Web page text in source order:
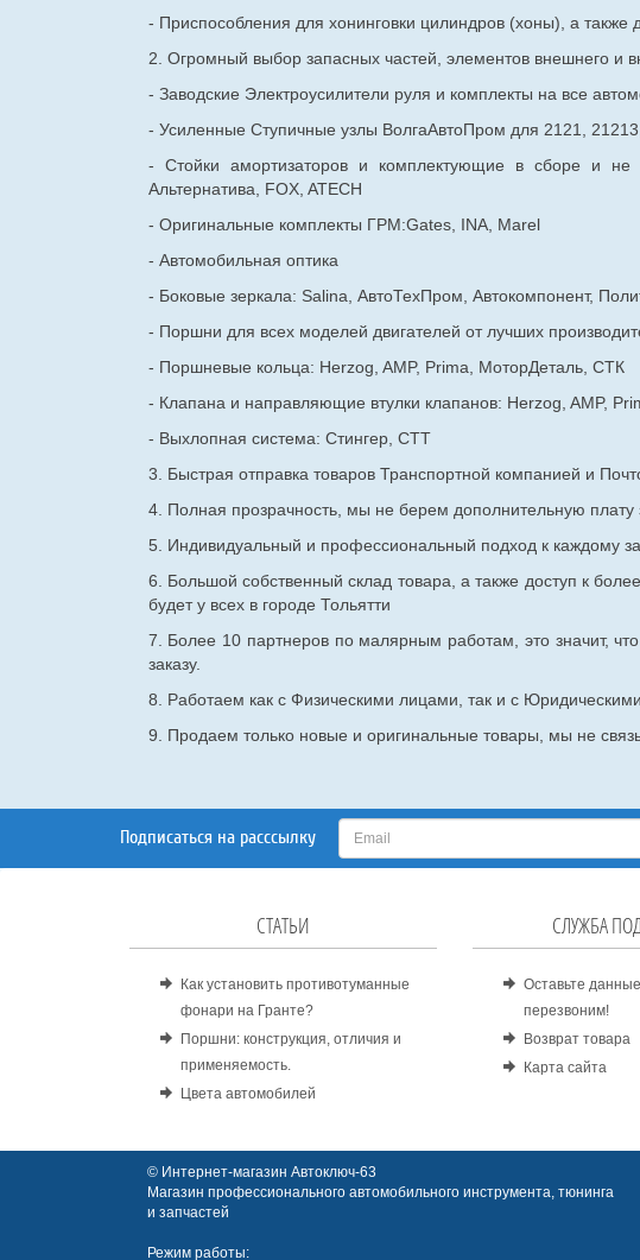
- Приспособления для хонинговки цилиндров (хоны), а также
2. Огромный выбор запасных частей, элементов внешнего и
- Заводские Электроусилители руля и комплекты на все
- Усиленные Ступичные узлы ВолгаАвтоПром для 2121,
- Стойки амортизаторов и комплектующие в сборе и не
Альтернатива, FOX, ATECH
- Оригинальные комплекты ГРМ:Gates, INA, Marel
- Автомобильная оптика
- Боковые зеркала: Salina, АвтоТехПром, Автокомпонент,
- Поршни для всех моделей двигателей от лучших
- Поршневые кольца: Herzog, AMP, Prima, МоторДеталь, СТК
- Клапана и направляющие втулки клапанов: Herzog, AMP,
- Выхлопная система: Стингер, СТТ
3. Быстрая отправка товаров Транспортной компанией и
4. Полная прозрачность, мы не берем дополнительную плату
5. Индивидуальный и профессиональный подход к каждому
6. Большой собственный склад товара, а также доступ к
будет у всех в городе Тольятти
7. Более 10 партнеров по малярным работам, это значит,
заказу.
8. Работаем как с Физическими лицами, так и с
9. Продаем только новые и оригинальные товары, мы не
Подписаться на расссылку
СТАТЬИ
Как установить противотуманные
фонари на Гранте?
Поршни: конструкция, отличия и
применяемость.
Цвета автомобилей
СЛУЖБА
Оставьте
перезвоним!
Возврат товара
Карта сайта
© Интернет-магазин Автоключ-63
Магазин профессионального автомобильного инструмента, тюнинга
и запчастей
Режим работы: